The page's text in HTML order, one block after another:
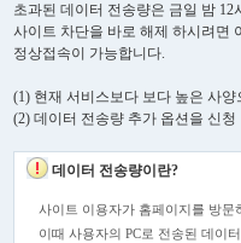
초과된 데이터 전송량은 금일 밤
사이트 차단을 바로 해제 하시려면
정상접속이 가능합니다.
(1) 현재 서비스보다 보다 높은 사
(2) 데이터 전송량 추가 옵션을 신청
데이터 전송량이란?
사이트 이용자가 홈페이지를 방문
이때 사용자의 PC로 전송된 데이